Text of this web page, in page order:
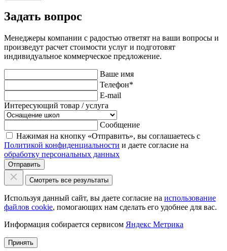
Задать вопрос
Менеджеры компании с радостью ответят на ваши вопросы и
произведут расчет стоимости услуг и подготовят
индивидуальное коммерческое предложение.
Ваше имя
Телефон*
E-mail
Интересующий товар / услуга
Сообщение
Нажимая на кнопку «Отправить», вы соглашаетесь с
Политикой конфиденциальности и даете согласие на
обработку персональных данных
Отправить
Смотреть все результаты
Используя данный сайт, вы даете согласие на использование
файлов cookie, помогающих нам сделать его удобнее для вас.
Информация собирается сервисом Яндекс Метрика
Принять